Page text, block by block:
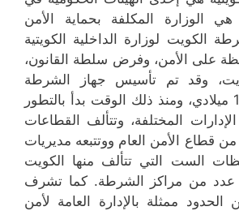
الوزارة المكلفة بحماية الأمن
الكويت لوزارة الداخلية الكويتية
على الأمن، وفرض سلطة القانون،
وقد تم تأسيس جهاز الشرطة
الكويتي عام 1938 ميلادي، ومنذ ذلك الوقت بدأ بالتطور
المختلفة، وتتألف القطاعات
قطاع الأمن العام ووتتبعه مديريات
الست التي تتألف منها الكويت
عدد من مراكز الشرطة. كما تشرف
ممثلة بالإدارة العامة لأمن